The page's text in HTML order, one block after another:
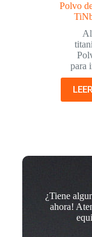
Polvo
para
¿Tiene
ahora!